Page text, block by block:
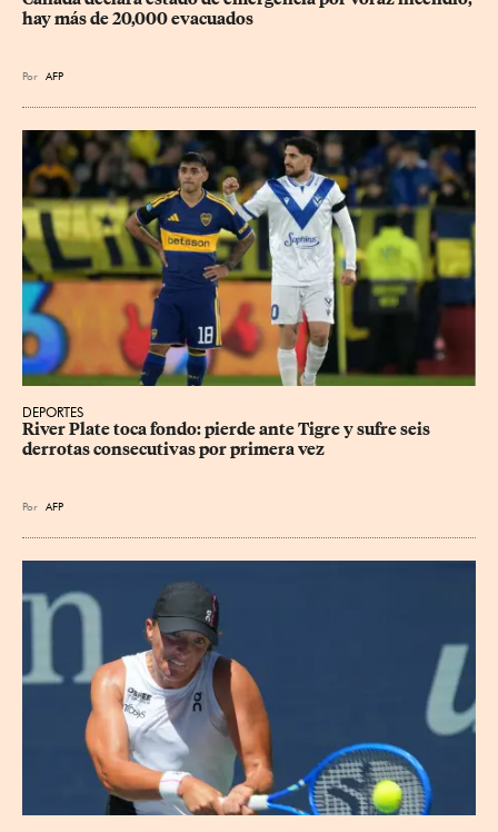
hay más de 20,000 evacuados
Por AFP
DEPORTES
River Plate toca fondo: pierde ante Tigre y sufre seis
derrotas consecutivas por primera vez
Por AFP